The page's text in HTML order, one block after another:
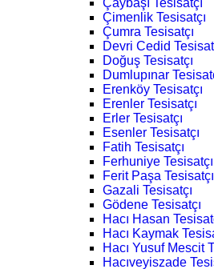
Çaybaşı Tesisatçı
Çimenlik Tesisatçı
Çumra Tesisatçı
Devri Cedid
Doğuş Tesisatçı
Dumlupınar
Erenköy Tesisatçı
Erenler Tesisatçı
Erler Tesisatçı
Esenler Tesisatçı
Fatih Tesisatçı
Ferhuniye Tesisatçı
Ferit Paşa Tesisatçı
Gazali Tesisatçı
Gödene Tesisatçı
Hacı Hasan
Hacı Kaymak
Hacı Yusuf Mescit
Hacıveyiszade